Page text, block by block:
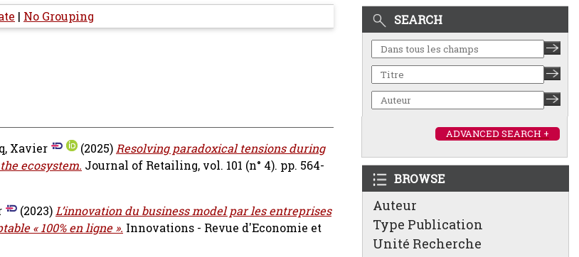
SEARCH
ADVANCED SEARCH +
BROWSE
Auteur
Type Publication
Unité Recherche
| No Grouping
Xavier (2025)Resolving paradoxical tensions during
ecosystem. Journal of Retailing, vol. 101 (n° 4). pp. 564-
(2023)L’innovation du business model par les entreprises
« 100% en ligne ». Innovations - Revue d'Economie et